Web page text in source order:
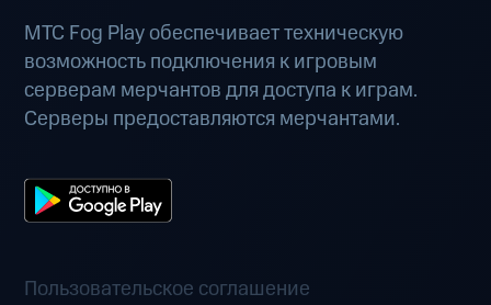
МТС Fog Play обеспечивает техническую
возможность подключения к игровым
серверам мерчантов для доступа к играм.
Серверы предоставляются мерчантами.
Пользовательское соглашение